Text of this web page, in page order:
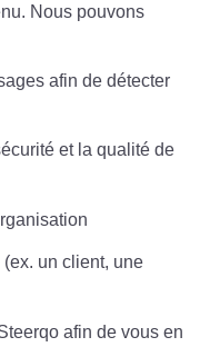
Nous pouvons
afin de détecter
et la qualité de
un client, une
afin de vous en